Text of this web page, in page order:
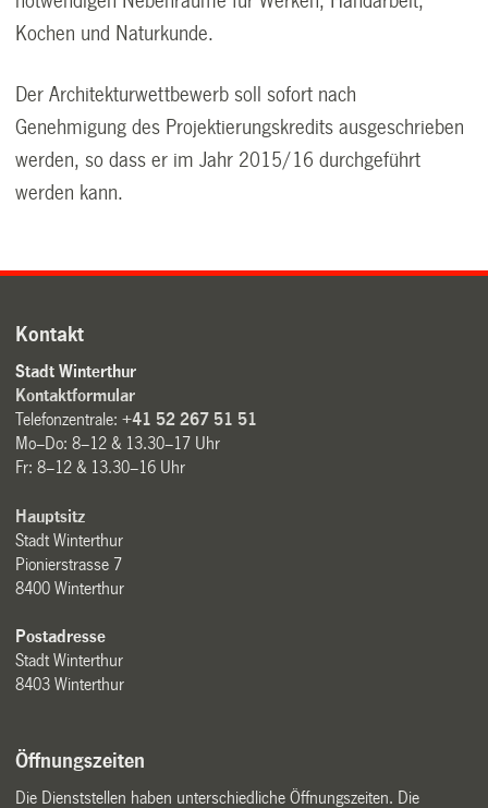
Kochen und Naturkunde.
Der Architekturwettbewerb soll sofort nach
Genehmigung des Projektierungskredits ausgeschrieben
werden, so dass er im Jahr 2015/16 durchgeführt
werden kann.
Kontakt
Stadt Winterthur
Kontaktformular
Telefonzentrale:+41 52 267 51 51
Mo–Do: 8–12 & 13.30–17 Uhr
Fr: 8–12 & 13.30–16 Uhr
Hauptsitz
Stadt Winterthur
Pionierstrasse 7
8400 Winterthur
Postadresse
Stadt Winterthur
8403 Winterthur
Öffnungszeiten
Die Dienststellen haben unterschiedliche Öffnungszeiten. Die